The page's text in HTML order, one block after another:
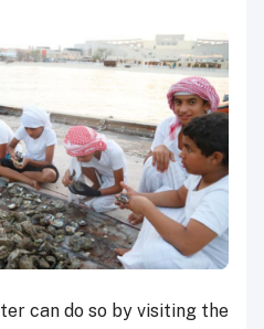
can do so by visiting the